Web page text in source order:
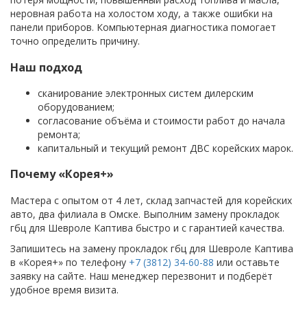
неровная работа на холостом ходу, а также ошибки на
панели приборов. Компьютерная диагностика помогает
точно определить причину.
Наш подход
сканирование электронных систем дилерским
оборудованием;
согласование объёма и стоимости работ до начала
ремонта;
капитальный и текущий ремонт ДВС корейских марок.
Почему «Корея+»
Мастера с опытом от 4 лет, склад запчастей для корейских
авто, два филиала в Омске. Выполним замену прокладок
гбц для Шевроле Каптива быстро и с гарантией качества.
Запишитесь на замену прокладок гбц для Шевроле Каптива
в «Корея+» по телефону +7 (3812) 34-60-88 или оставьте
заявку на сайте. Наш менеджер перезвонит и подберёт
удобное время визита.